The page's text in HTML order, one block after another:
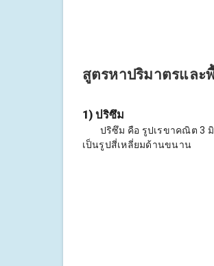
สูตรหาปริมาตรและ
1) ปริซึม
ปริซึม คือ รูปเรขาคณิต 3
เป็นรูปสี่เหลี่ยมด้านขนาน